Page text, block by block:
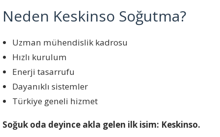
Neden Keskinso Soğutma?
Uzman mühendislik kadrosu
Hızlı kurulum
Enerji tasarrufu
Dayanıklı sistemler
Türkiye geneli hizmet
Soğuk oda deyince akla gelen ilk isim: Keskinso.